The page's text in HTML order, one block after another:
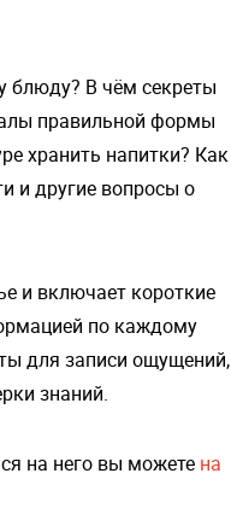
блюду? В чём секреты
правильной формы
хранить напитки? Как
и другие вопросы о
и включает короткие
по каждому
для записи ощущений,
знаний.
на него вы можете на